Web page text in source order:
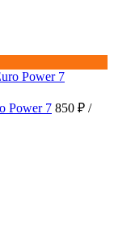
Power 7 850 ₽ /